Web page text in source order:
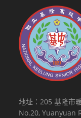
地址：205 基隆市
No.20, Yuanyuan